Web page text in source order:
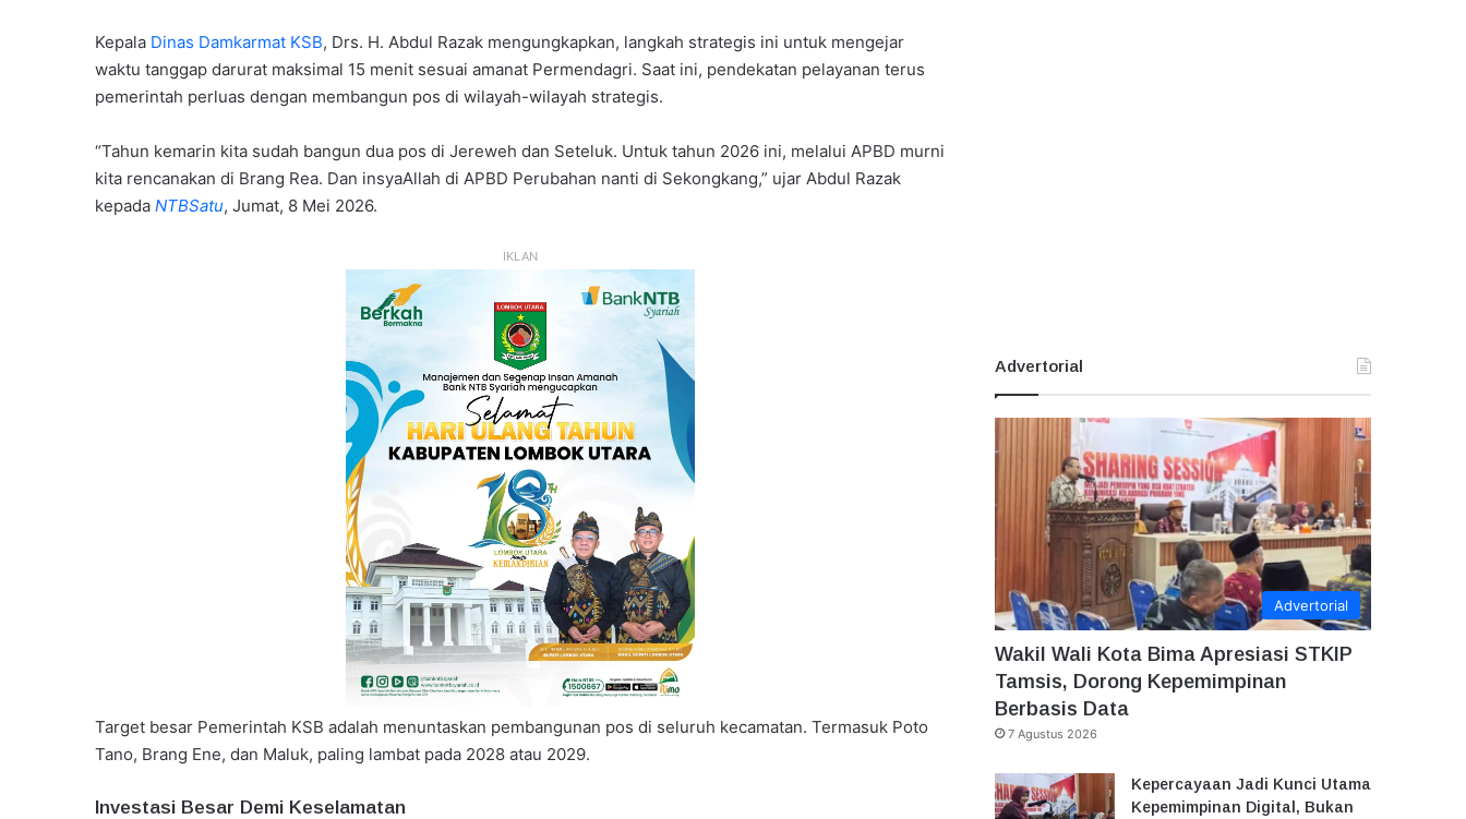
Kepala Dinas Damkarmat KSB, Drs. H. Abdul Razak mengungkapkan, langkah strategis ini untuk mengejar
waktu tanggap darurat maksimal 15 menit sesuai amanat Permendagri. Saat ini, pendekatan pelayanan terus
pemerintah perluas dengan membangun pos di wilayah-wilayah strategis.
“Tahun kemarin kita sudah bangun dua pos di Jereweh dan Seteluk. Untuk tahun 2026 ini, melalui APBD murni
kita rencanakan di Brang Rea. Dan insyaAllah di APBD Perubahan nanti di Sekongkang,” ujar Abdul Razak
kepada NTBSatu, Jumat, 8 Mei 2026.
IKLAN
Target besar Pemerintah KSB adalah menuntaskan pembangunan pos di seluruh kecamatan. Termasuk Poto
Tano, Brang Ene, dan Maluk, paling lambat pada 2028 atau 2029.
Investasi Besar Demi Keselamatan
Advertorial
Advertorial
Wakil Wali Kota Bima Apresiasi STKIP
Tamsis, Dorong Kepemimpinan
Berbasis Data
7 Agustus 2026
Kepercayaan Jadi Kunci Utama
Kepemimpinan Digital, Bukan